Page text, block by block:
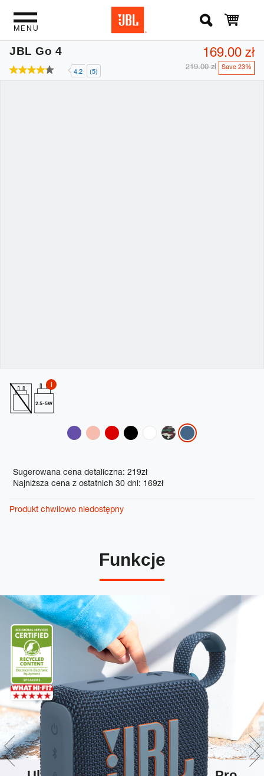
MENU
JBL Go 4
4.2 (5)
169.00 zł
219.00 zł Save 23%
Promotions
Sugerowana cena detaliczna: 219zł
Najniższa cena z ostatnich 30 dni: 169zł
Produkt chwilowo niedostępny
2.5-5W
Funkcje